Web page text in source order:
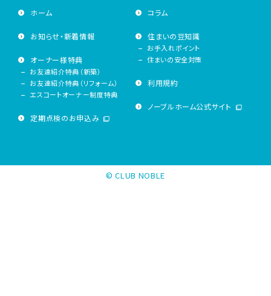
ホーム
お知らせ・新着情報
オーナー様特典
お友達紹介特典（新築）
お友達紹介特典（リフォーム）
エスコートオーナー制度特典
定期点検のお申込み
コラム
住まいの豆知識
お手入れポイント
住まいの安全対策
利用規約
ノーブルホーム公式サイト
© CLUB NOBLE